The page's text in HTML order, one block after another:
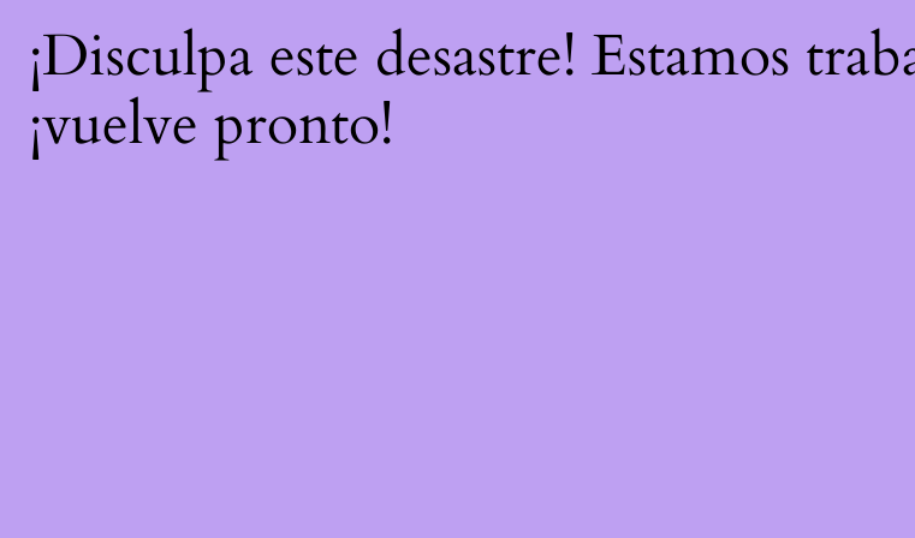
¡Disculpa este desastre! Estamos
¡vuelve pronto!